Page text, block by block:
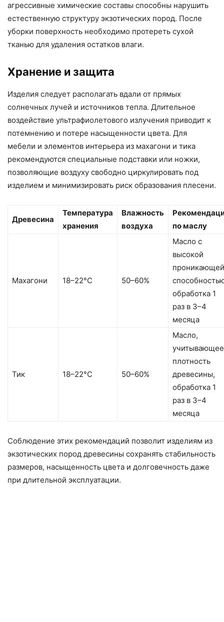
агрессивные химические составы способны нарушить
естественную структуру экзотических пород. После
уборки поверхность необходимо протереть сухой
тканью для удаления остатков влаги.
Хранение и защита
Изделия следует располагать вдали от прямых
солнечных лучей и источников тепла. Длительное
воздействие ультрафиолетового излучения приводит к
потемнению и потере насыщенности цвета. Для
мебели и элементов интерьера из махагони и тика
рекомендуются специальные подставки или ножки,
позволяющие воздуху свободно циркулировать под
изделием и минимизировать риск образования плесени.
Древесина
Температура
хранения
Влажность
воздуха
по маслу
Махагони 18–22°C 50–60%
Масло с
высокой
проникающей
обработка 1
раз в 3–4
месяца
Тик 18–22°C 50–60%
Масло,
учитывающее
плотность
древесины,
обработка 1
раз в 3–4
месяца
Соблюдение этих рекомендаций позволит изделиям из
экзотических пород древесины сохранять стабильность
размеров, насыщенность цвета и долговечность даже
при длительной эксплуатации.